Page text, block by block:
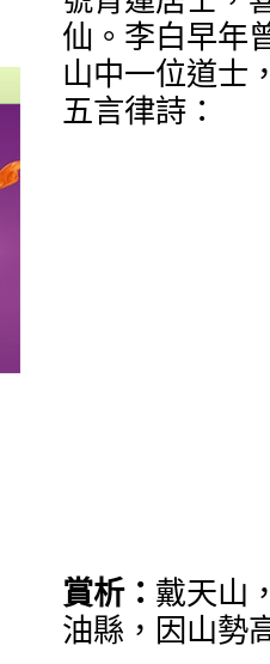
仙。李白早年
山中一位道士
五言律詩：
賞析： 戴天山
油縣，因山勢